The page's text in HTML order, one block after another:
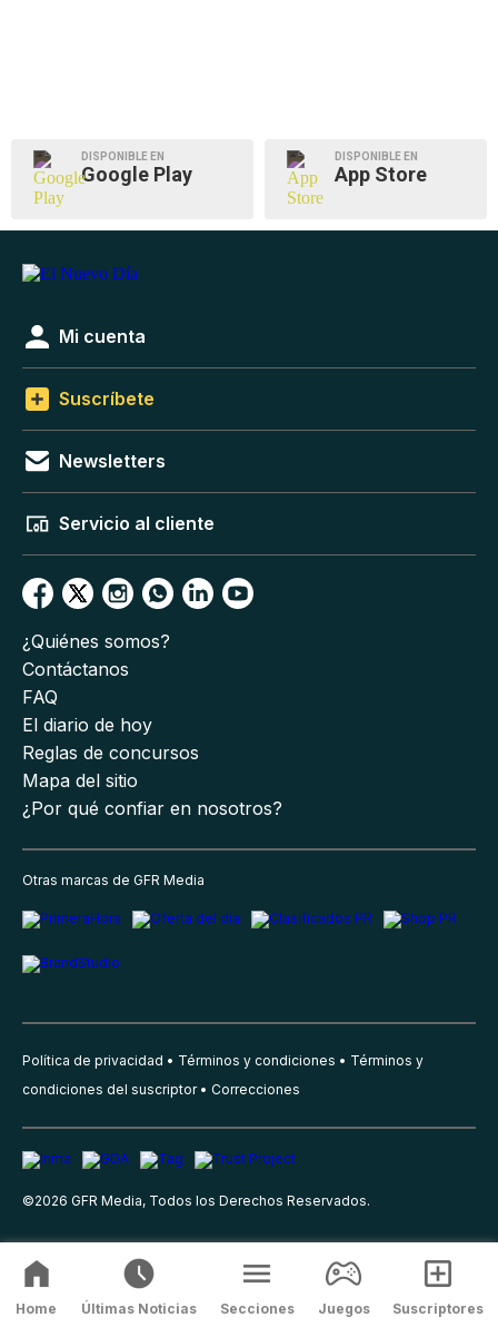
DISPONIBLE EN
Google Play
DISPONIBLE EN
App Store
Mi cuenta
Suscríbete
Newsletters
Servicio al cliente
¿Quiénes somos?
Contáctanos
FAQ
El diario de hoy
Reglas de concursos
Mapa del sitio
¿Por qué confiar en nosotros?
Otras marcas de GFR Media
Política de privacidad Términos y condiciones
Términos y
condiciones del suscriptor
Correcciones
©2026 GFR Media, Todos los Derechos Reservados.
Home Últimas Noticias Secciones Juegos Suscriptores